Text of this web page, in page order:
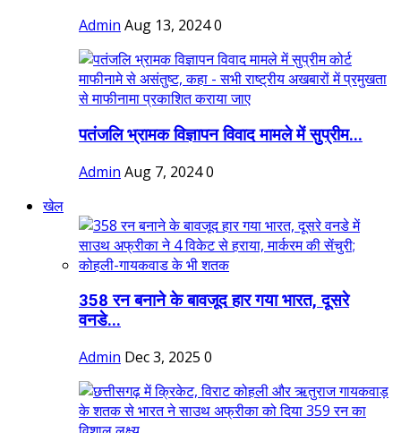
Admin Aug 13, 20240
पतंजलि भ्रामक विज्ञापन विवाद मामले में सुप्रीम...
Admin Aug 7, 20240
खेल
358 रन बनाने के बावजूद हार गया भारत, दूसरे
वनडे...
Admin Dec 3, 2025 0